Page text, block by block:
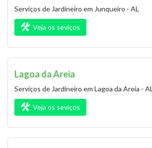
Serviços de Jardineiro em Junqueiro - AL
Veja os seviços
Lagoa da Areia
Serviços de Jardineiro em Lagoa da Areia - AL
Veja os seviços